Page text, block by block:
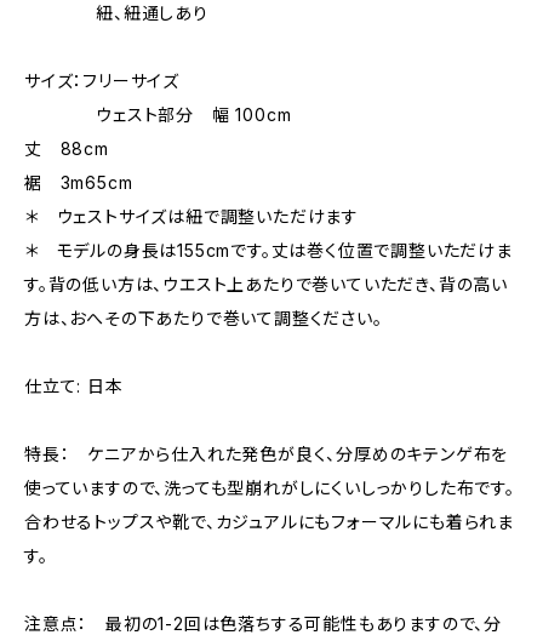
紐、紐通しあり
サイズ：フリーサイズ
ウェスト部分 幅 100cm
丈 88cm
裾 3m65cm
＊ ウェストサイズは紐で調整いただけます
＊ モデルの身長は155cmです。丈は巻く位置で調整いただけま
す。背の低い方は、ウエスト上あたりで巻いていただき、背の高い
方は、おへその下あたりで巻いて調整ください。
仕立て: 日本
特長： ケニアから仕入れた発色が良く、分厚めのキテンゲ布を
使っていますので、洗っても型崩れがしにくいしっかりした布です。
合わせるトップスや靴で、カジュアルにもフォーマルにも着られま
す。
注意点： 最初の1-2回は色落ちする可能性もありますので、分